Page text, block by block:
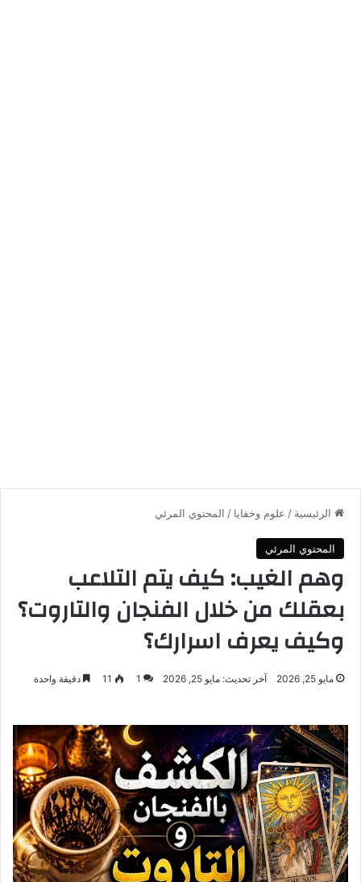
الرئيسية / علوم وخفايا / المحتوي المرئي
المحتوي المرئي
وهم الغيب: كيف يتم التلاعب
بعقلك من خلال الفنجان والتاروت؟
وكيف يعرف اسرارك؟
مايو 25, 2026 آخر تحديث: مايو 25, 2026 1
11 دقيقة واحدة